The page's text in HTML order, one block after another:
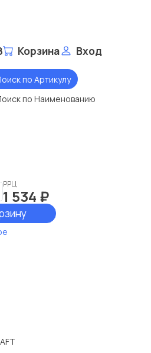
Корзина Вход
по Артикулу
по Наименованию
РРЦ
1 534 ₽